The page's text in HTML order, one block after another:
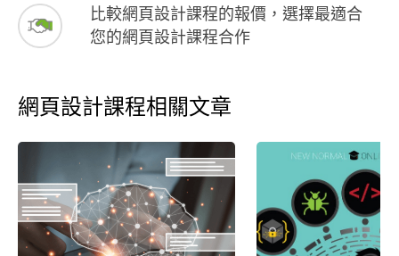
比較網頁設計課程的報價，選擇最適合
您的網頁設計課程合作
網頁設計課程相關文章